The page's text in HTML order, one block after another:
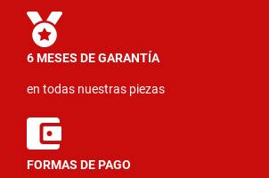
6 MESES DE GARANTÍA
en todas nuestras piezas
FORMAS DE PAGO